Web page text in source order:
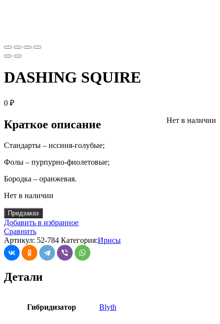
DASHING SQUIRE
0 ₽
Нет в наличии
Краткое описание
Стандарты – иссиня-голубые;
Фолы – пурпурно-фиолетовые;
Бородка – оранжевая.
Нет в наличии
Предзаказ
Добавить в избранное
Сравнить
Артикул: 52-784 Категория:Ирисы
Детали
Гибридизатор Blyth